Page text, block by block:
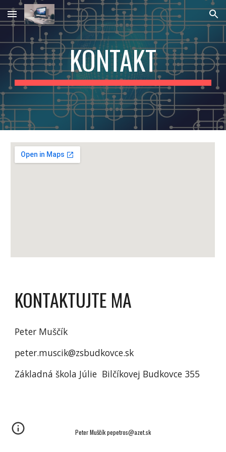
Skip to main content Skip to navigation
KONTAKT
KONTAKTUJTE MA
Peter Muščík
peter.muscik@zsbudkovce.sk
Základná škola Júlie Bilčíkovej Budkovce 355
Peter Muščík pepetros@azet.sk